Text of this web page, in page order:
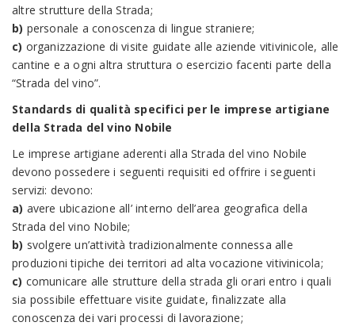
altre strutture della Strada;
b) personale a conoscenza di lingue straniere;
c) organizzazione di visite guidate alle aziende vitivinicole, alle
cantine e a ogni altra struttura o esercizio facenti parte della
“Strada del vino”.
Standards di qualità specifici per le imprese artigiane
della Strada del vino Nobile
Le imprese artigiane aderenti alla Strada del vino Nobile
devono possedere i seguenti requisiti ed offrire i seguenti
servizi: devono:
a) avere ubicazione all’ interno dell’area geografica della
Strada del vino Nobile;
b) svolgere un’attività tradizionalmente connessa alle
produzioni tipiche dei territori ad alta vocazione vitivinicola;
c) comunicare alle strutture della strada gli orari entro i quali
sia possibile effettuare visite guidate, finalizzate alla
conoscenza dei vari processi di lavorazione;